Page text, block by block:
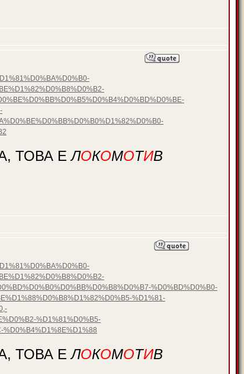
ТОВА ЕЛОКОМОТИВ
%D0%BD%D0%B0-
%D1%81-
%D1%81%D0%B5-
ТОВА ЕЛОКОМОТИВ